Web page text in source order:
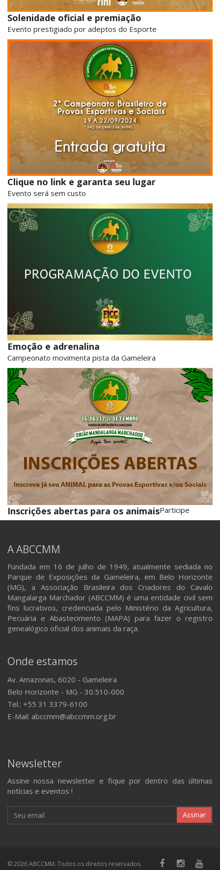
Solenidade oficial e premiação
Evento prestigiado por adeptos do Esporte
Clique no link e garanta seu lugar
Evento será sem custo
Emoção e adrenalina
Campeonato movimenta pista da Gameleira
Inscrições abertas para os animaisParticipe
A ABCCMM
Fundada em 16 de julho de 1949, atualmente sediada no
Parque de Exposições da Gameleira, em Belo Horizonte
(MG), a Associação Brasileira dos Criadores do Cavalo
Mangalarga Marchador (ABCCMM) é uma entidade civil sem
fins lucrativos, credenciada pelo Ministério da Agricultura,
Pecuária e Abastecimento (MAPA) para fazer o registro
genealógico oficial dos animais da raça.
Onde estamos
Av. Amazonas, 6020 - Gameleira
Belo Horizonte - MG - 30.510-000
Tel.: +55 31 3379-6100
E-Mail: abccmm@abccmm.org.br
Newsletter
Assine nossa newsletter e fique por dentro das últimas
notícias e eventos !
Assinar
© 2026 ABCCMM. Todos os direitos reservados.